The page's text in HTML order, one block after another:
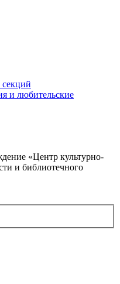
и любительские
«Центр культурно-
и библиотечного